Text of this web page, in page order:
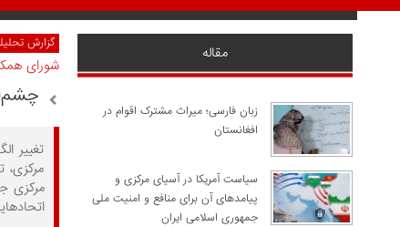
گزارش
شورای
تغییر
مقاله
زبان فارسی؛ میراث مشترک اقوام در
افغانستان
سیاست آمریکا در آسیای مرکزی و
پیامدهای آن برای منافع و امنیت ملی
جمهوری اسلامی ایران